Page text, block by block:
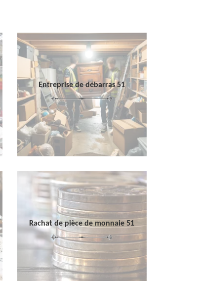
Entreprise de débarras 51
Rachat de pièce de monnaie 51